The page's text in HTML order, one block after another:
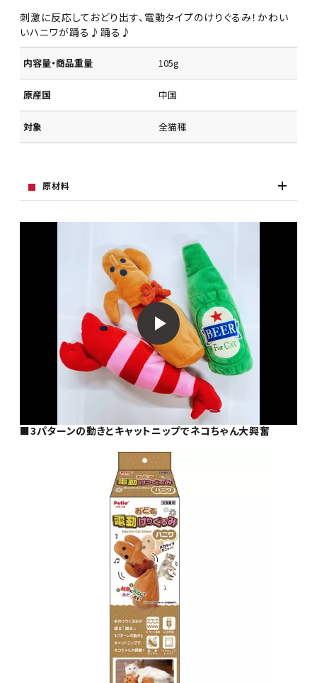
刺激に反応しておどり出す、電動タイプのけりぐるみ！かわい
いハニワが踊る♪踊る♪
内容量・商品重量 105g
原産国 中国
対象 全猫種
原材料
■3パターンの動きとキャットニップでネコちゃん大興奮